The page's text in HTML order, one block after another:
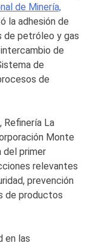
de Minería,
la adhesión de
de petróleo y gas
de
de
de
Refinería La
Monte
del primer
relevantes
prevención
de productos
en las